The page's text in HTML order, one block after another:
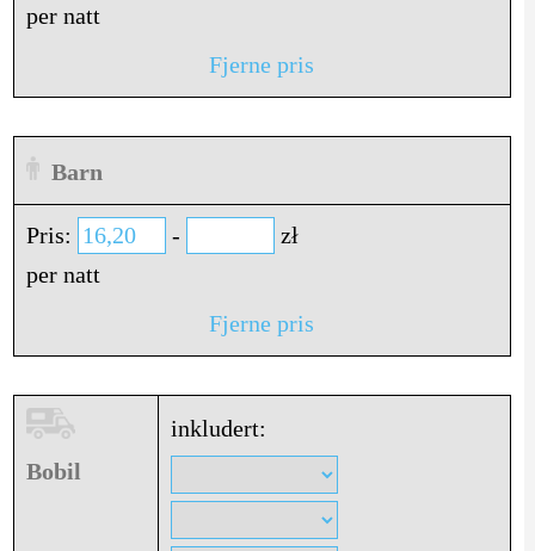
per natt
Fjerne pris
Barn
Pris: -
zł
per natt
Fjerne pris
Bobil
inkludert: